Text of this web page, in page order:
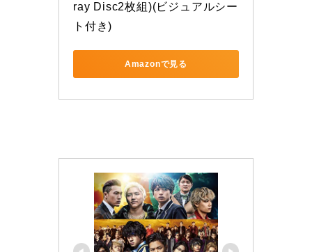
ray Disc2枚組)(ビジュアルシー
ト付き)
Amazonで見る